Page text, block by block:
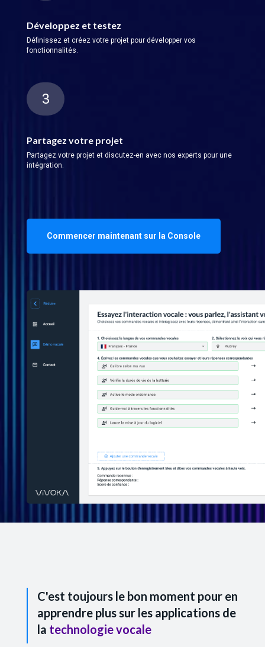
Développez et testez
Définissez et créez votre projet pour développer vos
fonctionnalités.
3
Partagez votre projet
Partagez votre projet et discutez-en avec nos experts pour une
intégration.
Commencer maintenant sur la Console
C'est toujours le bon moment pour en
apprendre plus sur les applications de
la technologie vocale